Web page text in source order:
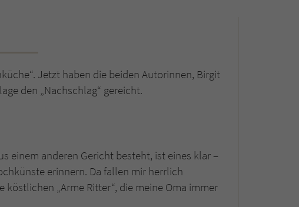
Jetzt haben die beiden Autorinnen, Birgit
den „Nachschlag“ gereicht.
einem anderen Gericht besteht, ist eines klar –
erinnern. Da fallen mir herrlich
„Arme Ritter“, die meine Oma immer
1 Jahr
Literatur-Couch Medien GmbH & Co. KG